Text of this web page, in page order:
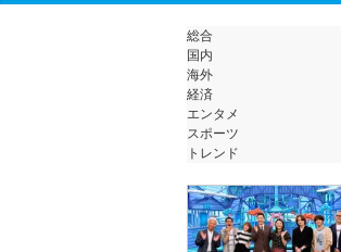
総合
国内
海外
経済
エンタメ
スポーツ
トレンド